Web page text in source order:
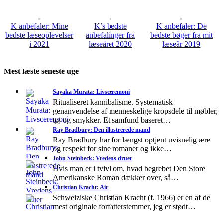
K anbefaler: Mine
bedste læseoplevelser
i 2021
K’s bedste
anbefalinger fra
læseåret 2020
K anbefaler: De
bedste bøger fra mit
læseår 2019
Mest læste seneste uge
Sayaka Murata: Livsceremoni
Ritualiseret kannibalisme. Systematisk
genanvendelse af menneskelige kropsdele til møbler,
tøj og smykker. Et samfund baseret…
Ray Bradbury: Den illustrerede mand
Ray Bradbury har for længst optjent uvisnelig ære
og respekt for sine romaner og ikke…
John Steinbeck: Vredens druer
Hvis man er i tvivl om, hvad begrebet Den Store
Amerikanske Roman dækker over, så…
Christian Kracht: Air
Schweiziske Christian Kracht (f. 1966) er en af de
mest originale forfatterstemmer, jeg er stødt…